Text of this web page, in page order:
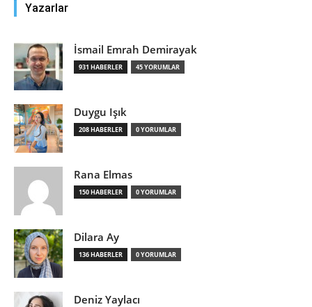
Yazarlar
İsmail Emrah Demirayak
931 HABERLER 45 YORUMLAR
Duygu Işık
208 HABERLER 0 YORUMLAR
Rana Elmas
150 HABERLER 0 YORUMLAR
Dilara Ay
136 HABERLER 0 YORUMLAR
Deniz Yaylacı